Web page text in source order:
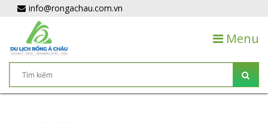
info@rongachau.com.vn
Menu